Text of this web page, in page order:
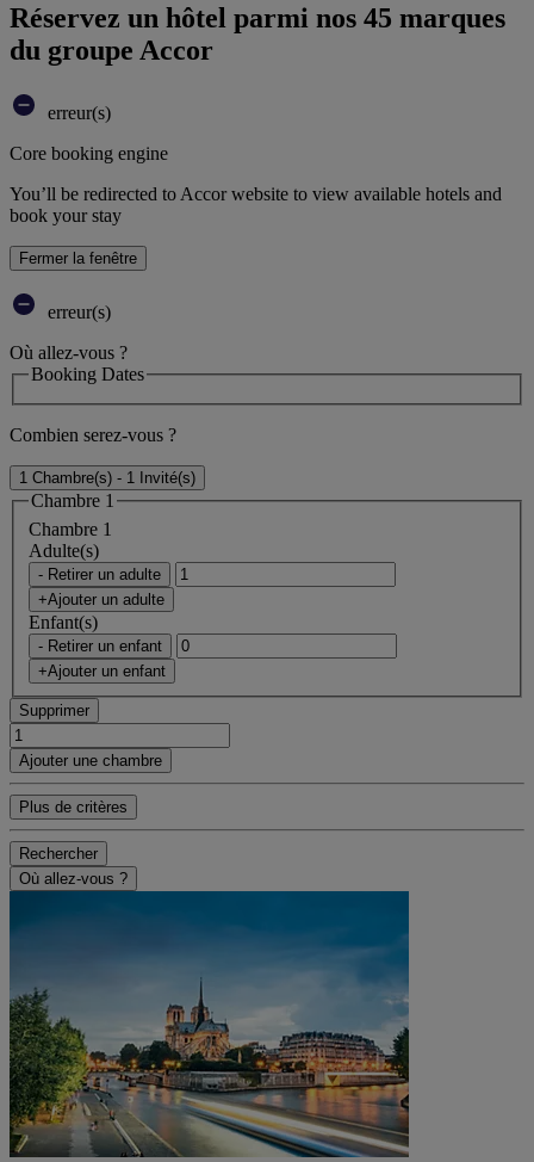
Réservez un hôtel parmi nos 45 marques
du groupe Accor
erreur(s)
Core booking engine
You’ll be redirected to Accor website to view available hotels and
book your stay
Fermer la fenêtre
erreur(s)
Où allez-vous ?
Booking Dates
Combien serez-vous ?
1 Chambre(s) - 1 Invité(s)
Chambre 1
Chambre 1
Adulte(s)
- Retirer un adulte
+Ajouter un adulte
Enfant(s)
- Retirer un enfant
+Ajouter un enfant
Supprimer
Ajouter une chambre
Plus de critères
Rechercher
Où allez-vous ?